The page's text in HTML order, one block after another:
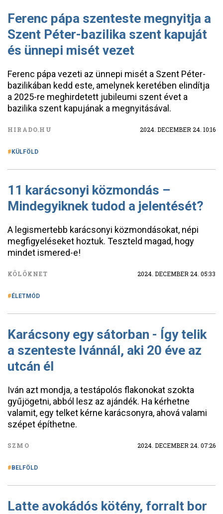
Ferenc pápa szenteste megnyitja a
Szent Péter-bazilika szent kapuját
és ünnepi misét vezet
Ferenc pápa vezeti az ünnepi misét a Szent Péter-
bazilikában kedd este, amelynek keretében elindítja
a 2025-re meghirdetett jubileumi szent évet a
bazilika szent kapujának a megnyitásával.
HIRADO.HU 2024. DECEMBER 24. 10:16
KÜLFÖLD
11 karácsonyi közmondás –
Mindegyiknek tudod a jelentését?
A legismertebb karácsonyi közmondásokat, népi
megfigyeléseket hoztuk. Teszteld magad, hogy
mindet ismered-e!
KÖLÖKNET 2024. DECEMBER 24. 05:33
ÉLETMÓD
Karácsony egy sátorban - Így telik
a szenteste Ivánnál, aki 20 éve az
utcán él
Iván azt mondja, a testápolós flakonokat szokta
gyűjögetni, abból lesz az ajándék. Ha kérhetne
valamit, egy telket kérne karácsonyra, ahová valami
szépet építhetne.
SZMO 2024. DECEMBER 24. 07:26
BELFÖLD
Latte avokádós kötény, forralt bor